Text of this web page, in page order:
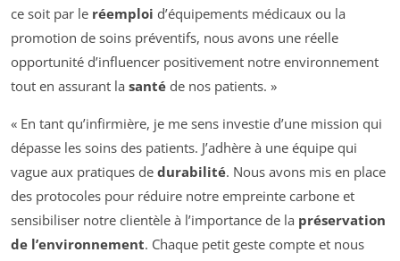
ce soit par le réemploi d’équipements médicaux ou la
promotion de soins préventifs, nous avons une réelle
opportunité d’influencer positivement notre environnement
tout en assurant la santé de nos patients. »
« En tant qu’infirmière, je me sens investie d’une mission qui
dépasse les soins des patients. J’adhère à une équipe qui
vague aux pratiques de durabilité. Nous avons mis en place
des protocoles pour réduire notre empreinte carbone et
sensibiliser notre clientèle à l’importance de la préservation
de l’environnement. Chaque petit geste compte et nous